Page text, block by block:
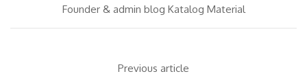
Founder & admin blog Katalog Material
Previous article